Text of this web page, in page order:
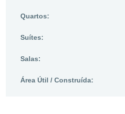
Quartos:
Suítes:
Salas:
Área Útil / Construída: